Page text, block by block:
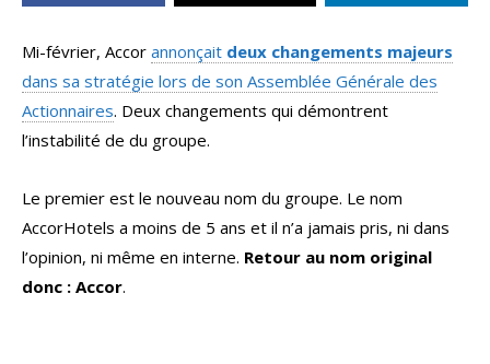
Mi-février, Accor annonçait deux changements majeurs
dans sa stratégie lors de son Assemblée Générale des
Actionnaires. Deux changements qui démontrent
l’instabilité de du groupe.
Le premier est le nouveau nom du groupe. Le nom
AccorHotels a moins de 5 ans et il n’a jamais pris, ni dans
l’opinion, ni même en interne. Retour au nom original
donc : Accor.